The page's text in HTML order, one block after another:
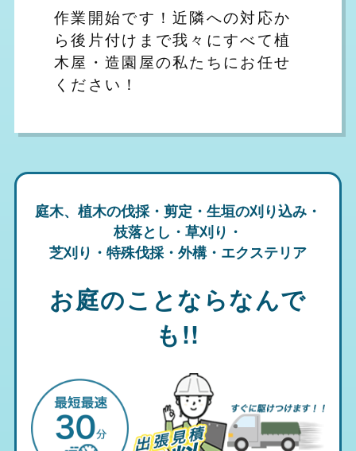
作業開始です！近隣への対応か
ら後片付けまで我々にすべて植
木屋・造園屋の私たちにお任せ
ください！
庭木、植木の伐採・剪定・生垣の刈り込み・
枝落とし・草刈り・
芝刈り・特殊伐採・外構・エクステリア
お庭のことならなんで
も!!